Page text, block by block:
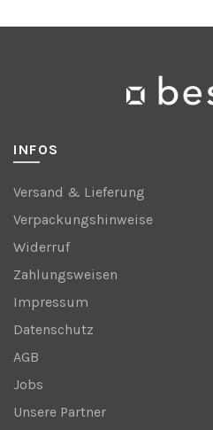
können
Produktseite
INFOS
Versand & Lieferung
Verpackungshinweise
Widerruf
Zahlungsweisen
Impressum
Datenschutz
AGB
Jobs
Unsere Partner